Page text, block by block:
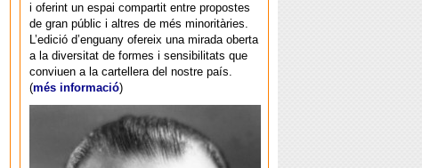
i oferint un espai compartit entre propostes
de gran públic i altres de més minoritàries.
L’edició d’enguany ofereix una mirada oberta
a la diversitat de formes i sensibilitats que
conviuen a la cartellera del nostre país.
(més informació)